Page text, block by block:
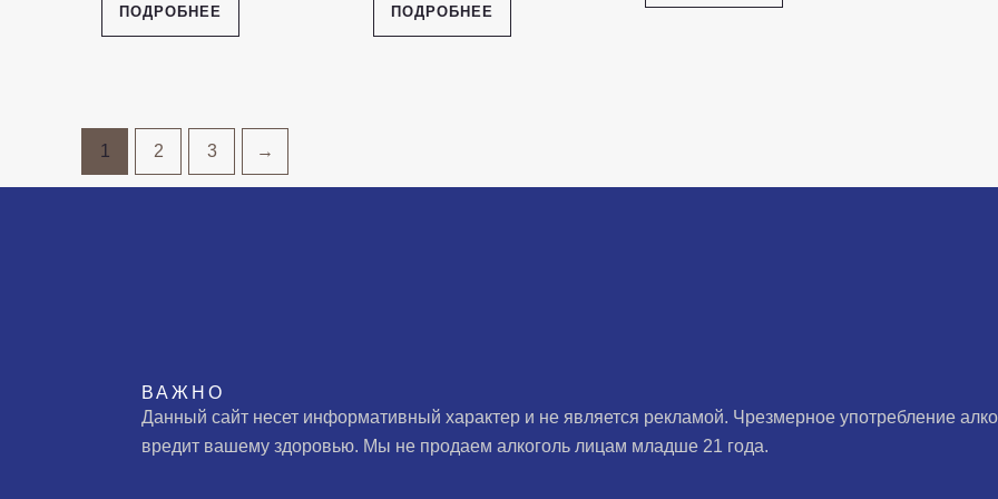
ПОДРОБНЕЕ ПОДРОБНЕЕ
1 2 3 →
ВАЖНО
Данный сайт несет информативный характер и не является рекламой. Чрезмерное употребление
вредит вашему здоровью. Мы не продаем алкоголь лицам младше 21 года.